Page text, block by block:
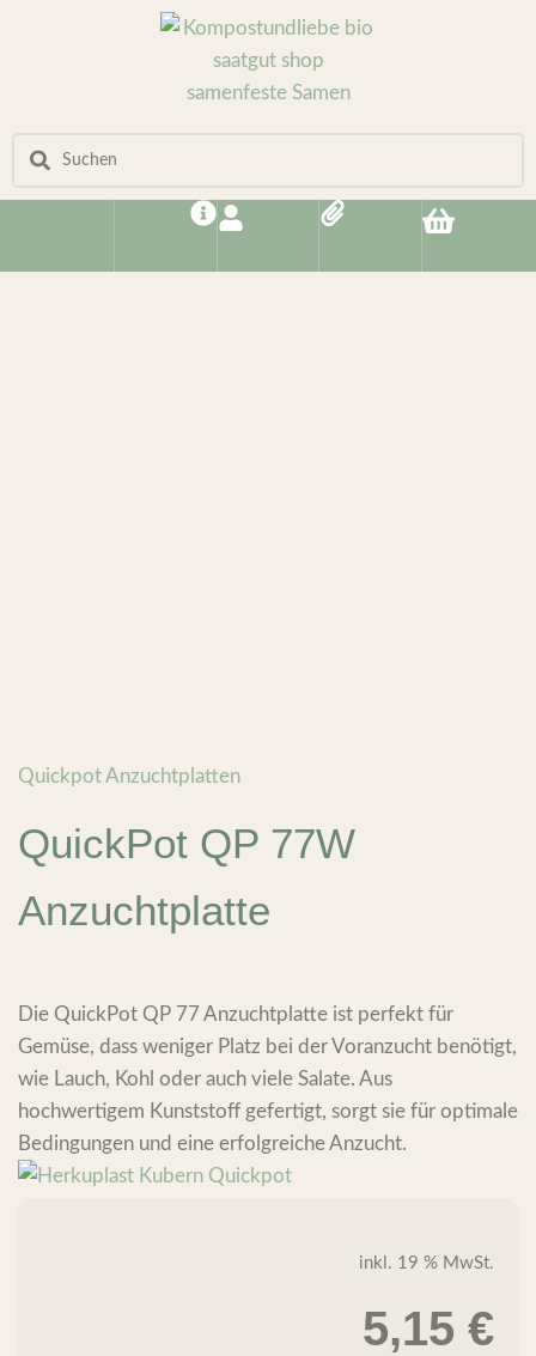
Quickpot Anzuchtplatten
QuickPot QP 77W
Anzuchtplatte
Die QuickPot QP 77 Anzuchtplatte ist perfekt für
Gemüse, dass weniger Platz bei der Voranzucht benötigt,
wie Lauch, Kohl oder auch viele Salate. Aus
hochwertigem Kunststoff gefertigt, sorgt sie für optimale
Bedingungen und eine erfolgreiche Anzucht.
inkl. 19 % MwSt.
5,15 €